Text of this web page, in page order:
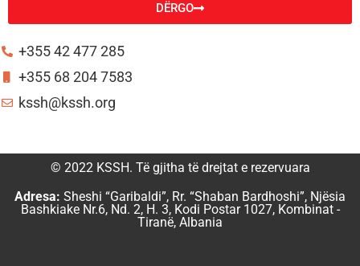
DËRGO
+355 42 477 285
+355 68 204 7583
kssh@kssh.org
© 2022 KSSH. Të gjitha të drejtat e rezervuara
Adresa: Sheshi “Garibaldi”, Rr. “Shaban Bardhoshi”, Njësia
Bashkiake Nr.6, Nd. 2, H. 3, Kodi Postar 1027, Kombinat -
Tiranë, Albania